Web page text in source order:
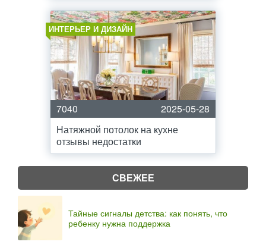
ИНТЕРЬЕР И ДИЗАЙН
7040
2025-05-28
Натяжной потолок на кухне
отзывы недостатки
СВЕЖЕЕ
Тайные сигналы детства: как понять, что
ребенку нужна поддержка